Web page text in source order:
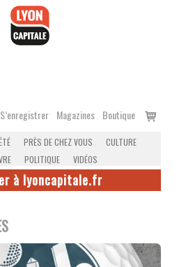
S’enregistrer Magazines Boutique
Voir
PRÈS DE CHEZ VOUS
CULTURE
POLITIQUE VIDÉOS
à lyoncapitale.fr